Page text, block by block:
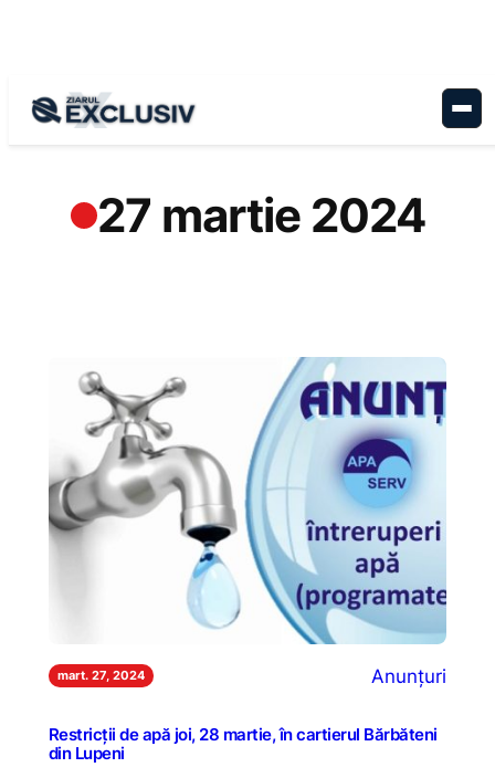
27 martie 2024
mart. 27, 2024 Anunțuri
Restricții de apă joi, 28 martie, în cartierul Bărbăteni
din Lupeni